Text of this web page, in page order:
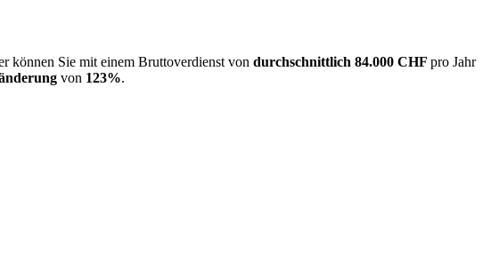
können Sie mit einem Bruttoverdienst von durchschnittlich 84.000 CHF pro Jahr
von 123%.